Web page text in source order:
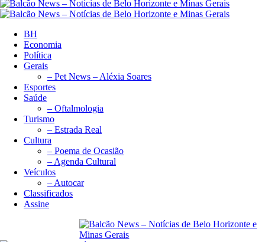
BH
Economia
Política
Gerais
– Pet News – Aléxia Soares
Esportes
Saúde
– Oftalmologia
Turismo
– Estrada Real
Cultura
– Poema de Ocasião
– Agenda Cultural
Veículos
– Autocar
Classificados
Assine